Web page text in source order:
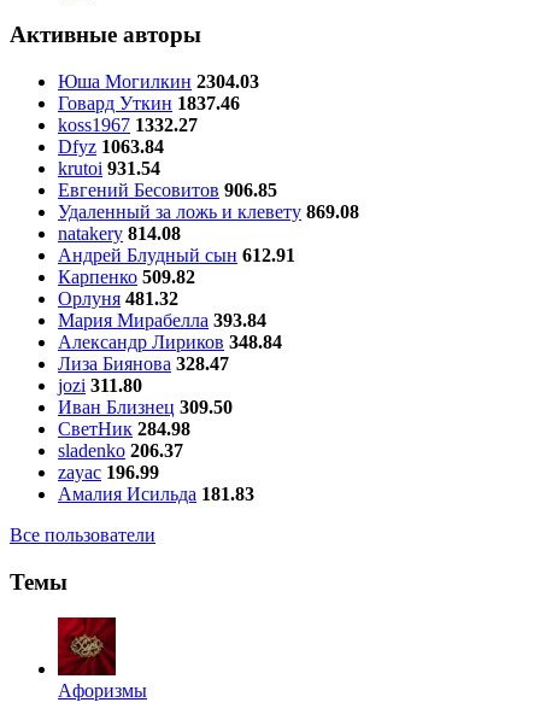
Активные авторы
Юша Могилкин 2304.03
Говард Уткин 1837.46
koss1967 1332.27
Dfyz 1063.84
krutoi 931.54
Евгений Бесовитов 906.85
Удаленный за ложь и клевету 869.08
natakery 814.08
Андрей Блудный сын 612.91
Карпенко 509.82
Орлуня 481.32
Мария Мирабелла 393.84
Александр Лириков 348.84
Лиза Биянова 328.47
jozi 311.80
Иван Близнец 309.50
СветНик 284.98
sladenko 206.37
zayac 196.99
Амалия Исильда 181.83
Все пользователи
Темы
Aфоризмы